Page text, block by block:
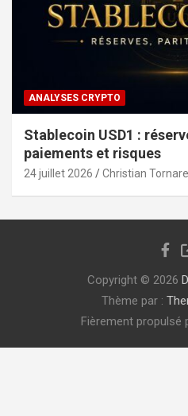
ANALYSES CRYPTO
Stablecoin USD1 :
paiements et risques
24 juillet 2026 Christian Tornare
Copyright © 2026
Thème par :
Fièrement propulsé